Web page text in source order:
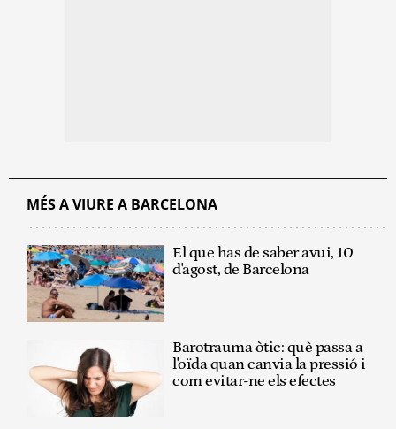
MÉS A VIURE A BARCELONA
El que has de saber avui, 10
d'agost, de Barcelona
Barotrauma òtic: què passa a
l'oïda quan canvia la pressió i
com evitar-ne els efectes